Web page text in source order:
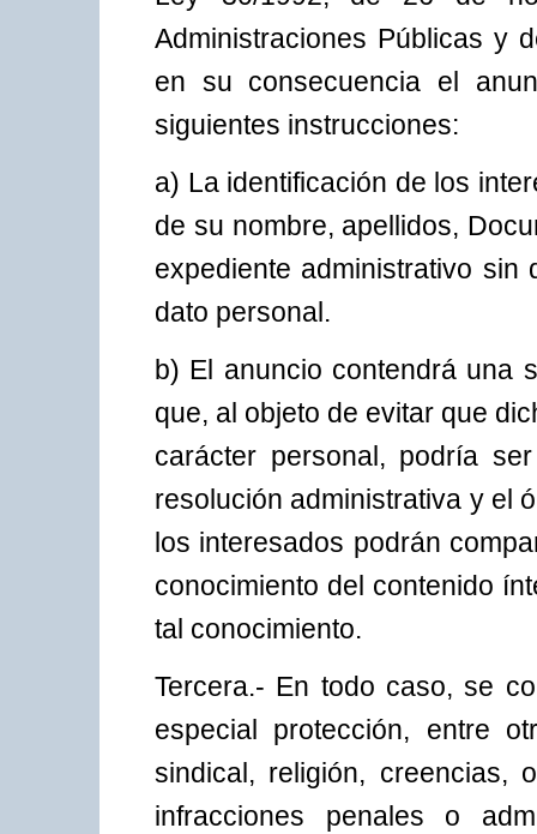
Administraciones Públicas y
en su consecuencia el
siguientes instrucciones:
a) La identificación de los
de su nombre, apellidos,
expediente administrativo
dato personal.
b) El anuncio contendrá una
que, al objeto de evitar que
carácter personal, podría
resolución administrativa y el
los interesados podrán
conocimiento del contenido
tal conocimiento.
Tercera.- En todo caso, se
especial protección, entre
sindical, religión, creencias,
infracciones penales o